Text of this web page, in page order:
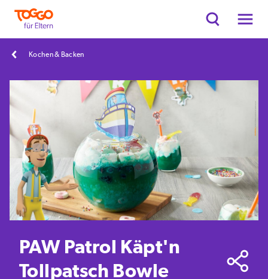
Kochen & Backen
PAW Patrol Käpt'n
Tollpatsch Bowle